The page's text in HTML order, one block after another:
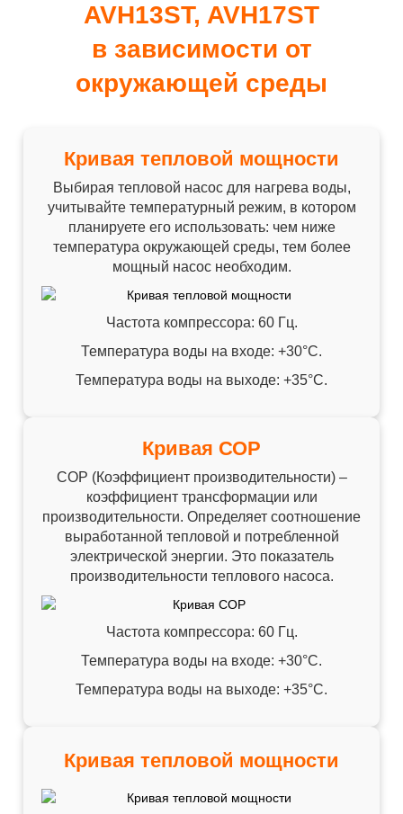
AVH13ST, AVH17ST
в зависимости от
окружающей среды
Кривая тепловой мощности
Выбирая тепловой насос для нагрева воды,
учитывайте температурный режим, в котором
планируете его использовать: чем ниже
температура окружающей среды, тем более
мощный насос необходим.
Частота компрессора: 60 Гц.
Температура воды на входе: +30°C.
Температура воды на выходе: +35°C.
Кривая СОР
СОР (Коэффициент производительности) –
коэффициент трансформации или
производительности. Определяет соотношение
выработанной тепловой и потребленной
электрической энергии. Это показатель
производительности теплового насоса.
Частота компрессора: 60 Гц.
Температура воды на входе: +30°C.
Температура воды на выходе: +35°C.
Кривая тепловой мощности